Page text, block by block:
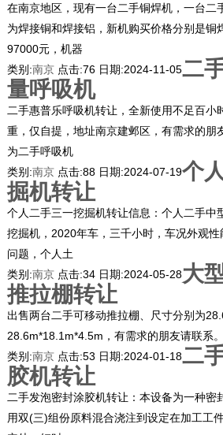
在南京地区，现有一台二手铜焊机，一台二
为焊接铜和焊接铝，新机购买价格分别是铜
97000元，机器
类别:南京 点击:76 日期:2024-11-05二
量呼吸机
二手惠普乐呼吸机转让，全新使用不足百小
重，仅自提，地址南京建邺区，有需求的朋
为二手呼吸机
类别:南京 点击:88 日期:2024-07-19个
掘机转让
个人二手三一挖掘机转让信息：个人二手中
挖掘机，2020年车，三千小时，车况外观
问题，个人土
类别:南京 点击:34 日期:2024-05-28大
推拉棚转让
出售两台二手可移动推拉棚、尺寸分别为
28.6m*18.1m*4.5m，有需求的朋友请联系。
类别:南京 点击:53 日期:2024-01-18二
胶机转让
二手发泡密封涂胶机转让：本设备为一种密
用双(三)组份原料混合浇注到设定在加工工